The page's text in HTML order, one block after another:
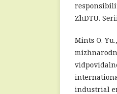
ZhDTU.
Mints O.
industrial